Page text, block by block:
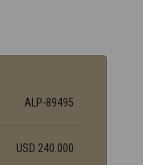
ALP-89495
USD 240.000